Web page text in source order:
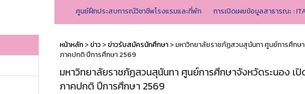
ศูนย์ฝึกประสบการณ์วิชาชีพโรงแรมและที่พัก การเปิดเผยข้อมูลสาธารณะ :
หน้าหลัก>ข่าว>ข่าวรับสมัครนักศึกษา> มหาวิทยาลัยราชภัฏสวนสุนันทา ศูนย์การศึก
ภาคปกติ ปีการศึกษา 2569
มหาวิทยาลัยราชภัฏสวนสุนันทา ศูนย์การศึกษาจังหวัดระนอง
ภาคปกติ ปีการศึกษา 2569